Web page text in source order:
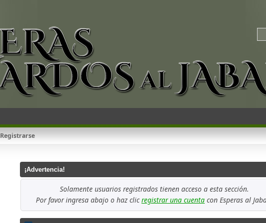
Registrarse
¡Advertencia!
Solamente usuarios registrados tienen acceso a esta sección.
Por favor ingresa abajo o haz clicregistrar una cuentacon Esperas al